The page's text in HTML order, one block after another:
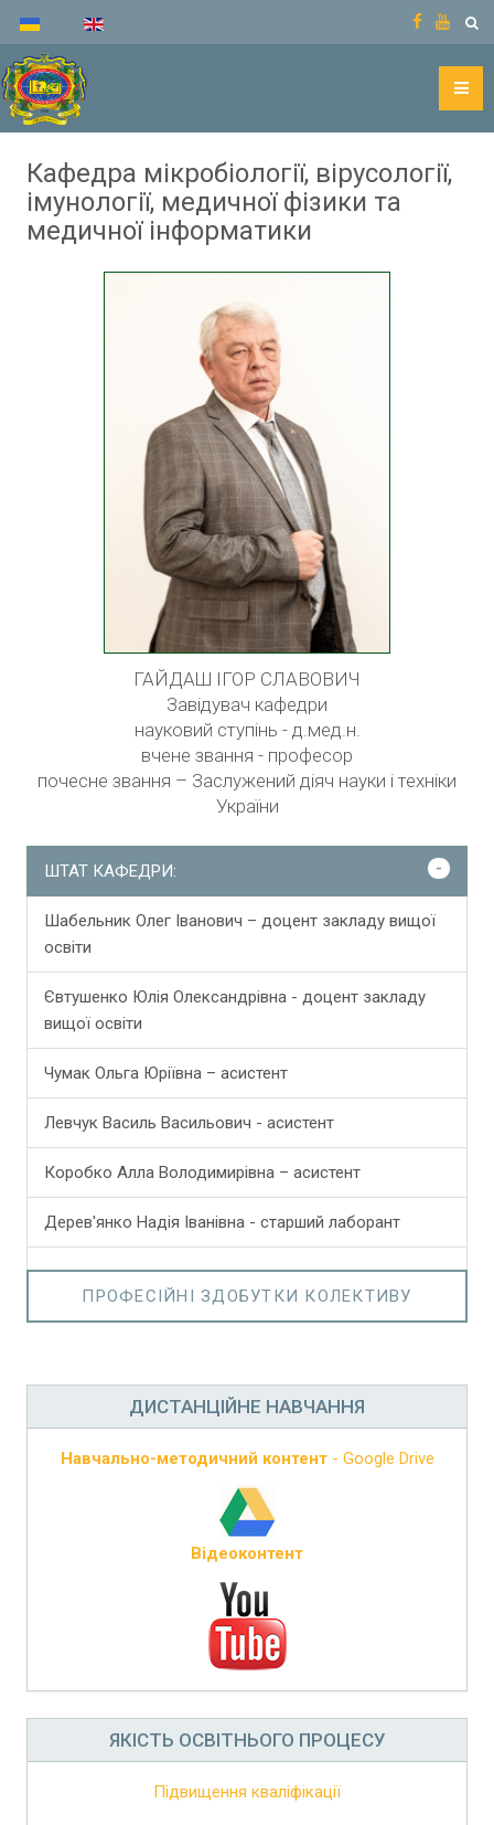
Кафедра мікробіології, вірусології,
імунології, медичної фізики та
медичної інформатики
ГАЙДАШ ІГОР СЛАВОВИЧ
Завідувач кафедри
науковий ступінь - д.мед.н.
вчене звання - професор
почесне звання – Заслужений діяч науки і техніки
України
-
ШТАТ КАФЕДРИ:
Шабельник Олег Іванович – доцент закладу вищої
освіти
Євтушенко Юлія Олександрівна - доцент закладу
вищої освіти
Чумак Ольга Юріївна – асистент
Левчук Василь Васильович - асистент
Коробко Алла Володимирівна – асистент
Дерев'янко Надія Іванівна - старший лаборант
ПРОФЕСІЙНІ ЗДОБУТКИ КОЛЕКТИВУ
ДИСТАНЦІЙНЕ НАВЧАННЯ
Навчально-методичний контент- Google Drive
Відеоконтент
ЯКІСТЬ ОСВІТНЬОГО ПРОЦЕСУ
Підвищення кваліфікації